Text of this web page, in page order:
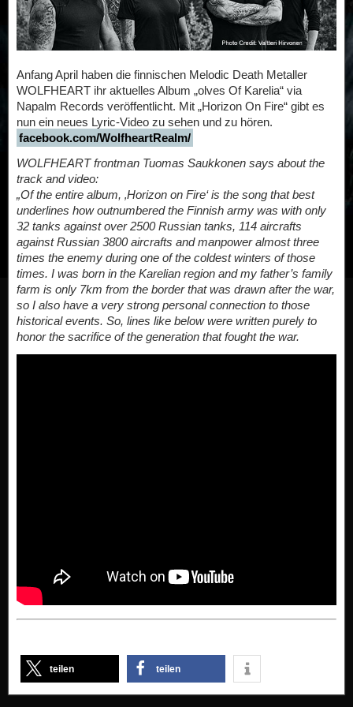
Anfang April haben die finnischen Melodic Death Metaller
WOLFHEART ihr aktuelles Album „olves Of Karelia“ via
Napalm Records veröffentlicht. Mit „Horizon On Fire“ gibt es
nun ein neues Lyric-Video zu sehen und zu hören.
facebook.com/WolfheartRealm/
WOLFHEART frontman Tuomas Saukkonen says about the
track and video:
„Of the entire album, ‚Horizon on Fire‘ is the song that best
underlines how outnumbered the Finnish army was with only
32 tanks against over 2500 Russian tanks, 114 aircrafts
against Russian 3800 aircrafts and manpower almost three
times the enemy during one of the coldest winters of those
times. I was born in the Karelian region and my father’s family
farm is only 7km from the border that was drawn after the war,
so I also have a very strong personal connection to those
historical events. So, lines like below were written purely to
honor the sacrifice of the generation that fought the war.
teilen teilen